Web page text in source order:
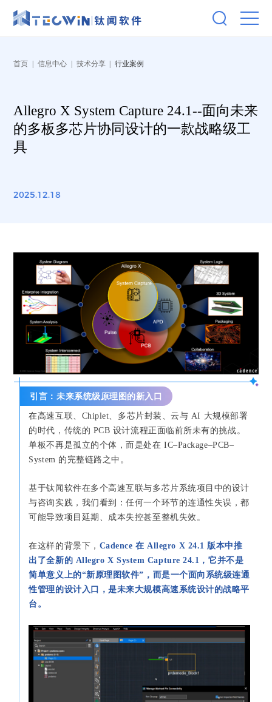
首页 信息中心 技术分享 行业案例
Allegro X System Capture 24.1--面向未来
的多板多芯片协同设计的一款战略级工
具
2025.12.18
引言：未来系统级原理图的新入口
在高速互联、Chiplet、多芯片封装、云与 AI 大规模部署
的时代，传统的 PCB 设计流程正面临前所未有的挑战。
单板不再是孤立的个体，而是处在 IC–Package–PCB–
System 的完整链路之中。
基于钛闻软件在多个高速互联与多芯片系统项目中的设计
与咨询实践，我们看到：任何一个环节的连通性失误，都
可能导致项目延期、成本失控甚至整机失效。
在这样的背景下， Cadence 在 Allegro X 24.1 版本中推
出了全新的 Allegro X System Capture 24.1，它并不是
简单意义上的“新原理图软件”，而是一个面向系统级连通
性管理的设计入口，是未来大规模高速系统设计的战略平
台。